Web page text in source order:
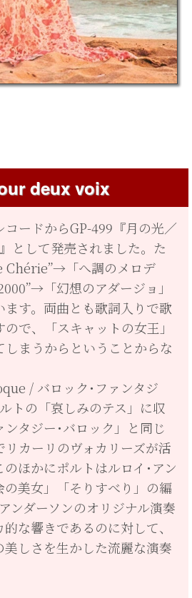
deux voix
ードからGP-499『月の光／
として発売されました。た
Chérie”→「へ調のメロデ
「幻想のアダージョ」
ます。両曲とも歌詞入りで歌
で、「スキャットの女王」
しまうからということからな
/ バロック･ファンタジ
トの「哀しみのテス」に収
タジー･バロック」と同じ
カーリのヴォカリーズが活
ほかにポルトはルロイ･アン
の美女」「そりすべり」の編
ンダーソンのオリジナル演奏
な響きであるのに対して、
美しさを生かした流麗な演奏